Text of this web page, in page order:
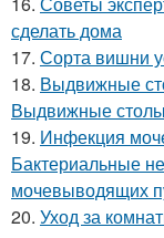
сделать дома
17. Сорта вишни
18. Выдвижные
Выдвижные
19. Инфекция
Бактериальные
мочевыводящих
20. Уход за